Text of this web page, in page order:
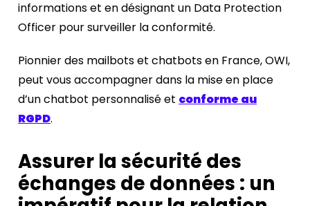
informations et en désignant un Data Protection
Officer pour surveiller la conformité.
Pionnier des mailbots et chatbots en France, OWI,
peut vous accompagner dans la mise en place
d’un chatbot personnalisé et conforme au
RGPD.
Assurer la sécurité des
échanges de données : un